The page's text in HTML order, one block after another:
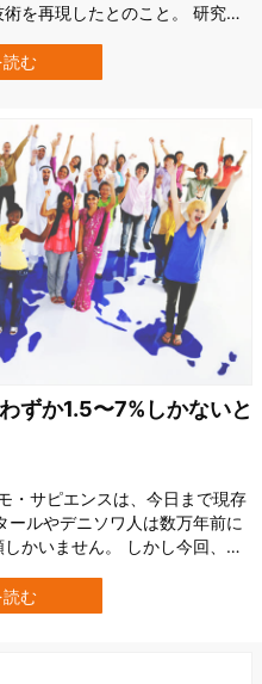
を再現したとのこと。 研究者
究内容の詳細は『Frontiers in
れています。 ネア…
む
ずか1.5〜7%しかないと
・サピエンスは、今日まで現存
ールやデニソワ人は数万年前に
かいません。 しかし今回、カ
スに特有のDNAは、ゲノム全
になりまし…
む